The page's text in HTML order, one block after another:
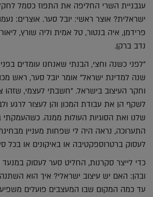
עגבניית השרי החליפה את התפוז כסמל
ישראלית? אוצר ראשי: יובל סער. אוצרים:
פרידמן, איה בנטור, טל אמית וליה שורץ,
נדב ברקן.
"לפני כשנה וחצי, הבנתי שאנחנו עומדים
שנה למדינת ישראל" אומר יובל סער, ראש
וחקר העיצוב בישראל. "חשבתי לעצמי, שזהו
לשקף הן את עבודת המכון והן לעצור לרגע
שלנו ואת הסוגיות העולות ממנה.
התערוכה, נראה היה לי שפחות מעניין
לעסוק ברטרוספקטיבה או באיקונים או בכל
כדי לייצר סקרנות, החליט סער לעסוק במנעד
ובהן: האם יש עיצוב ישראלי? איך הוא
עד כמה המקום שבו המעצבים פועלים